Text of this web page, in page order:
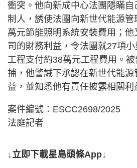
衝突。他向新成中心法團隱瞞
制人，誘使法團向新世代能源
萬元節能照明系統安裝費用；
司的財務利益，令法團就27項
工程支付約38萬元工程費用。
捕，他警誡下承認在新世代能源
益，並知悉他有責任披露相關利
案件編號：ESCC2698/2025
法庭記者
↓立即下載星島頭條App↓